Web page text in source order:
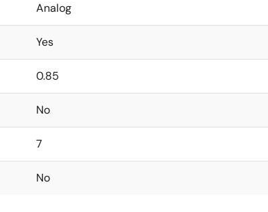
Analog
Yes
0.85
No
7
No